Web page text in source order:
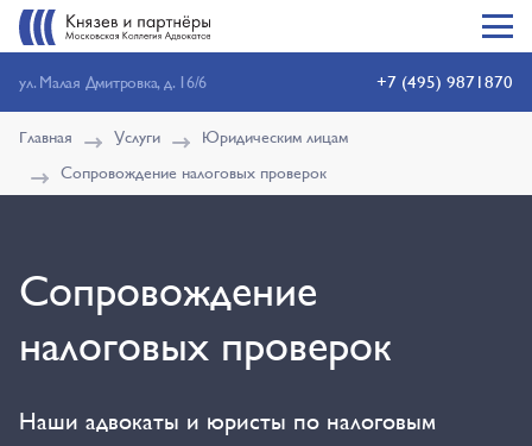
ул. Малая Дмитровка, д. 16/6 +7 (495) 9871870
Главная Услуги
Юридическим лицам
Сопровождение налоговых проверок
Сопровождение
налоговых проверок
Наши адвокаты и юристы по налоговым